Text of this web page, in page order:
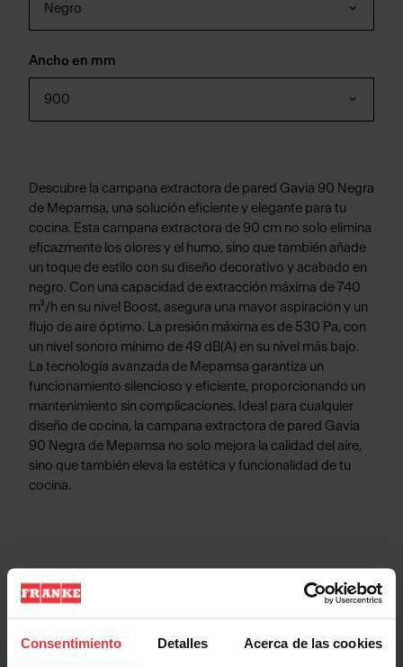
Consentimiento Detalles Acerca de las cookies
Negro
Ancho en mm
900
Descubre la campana extractora de pared Gavia 90 Negra
de Mepamsa, una solución eficiente y elegante para tu
cocina. Esta campana extractora de 90 cm no solo elimina
eficazmente los olores y el humo, sino que también añade
un toque de estilo con su diseño decorativo y acabado en
negro. Con una capacidad de extracción máxima de 740
m³/h en su nivel Boost, asegura una mayor aspiración y un
flujo de aire óptimo. La presión máxima es de 530 Pa, con
un nivel sonoro mínimo de 49 dB(A) en su nivel más bajo.
La tecnología avanzada de Mepamsa garantiza un
funcionamiento silencioso y eficiente, proporcionando un
mantenimiento sin complicaciones. Ideal para cualquier
diseño de cocina, la campana extractora de pared Gavia
90 Negra de Mepamsa no solo mejora la calidad del aire,
sino que también eleva la estética y funcionalidad de tu
cocina.
Información de Producto